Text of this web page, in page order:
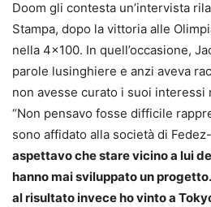
Doom gli contesta un’intervista
Stampa, dopo la vittoria alle
nella 4×100. In quell’occasione,
parole lusinghiere e anzi aveva
non avesse curato i suoi interessi
“Non pensavo fosse difficile
sono affidato alla società di
aspettavo che stare vicino a lui
hanno mai sviluppato un
al risultato invece ho vinto a